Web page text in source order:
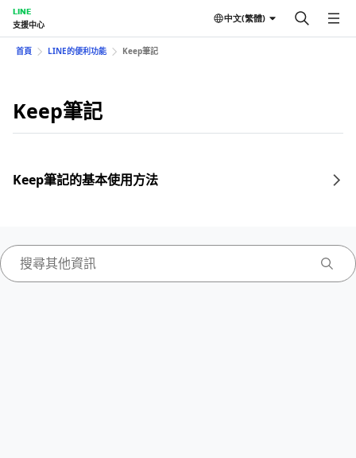
LINE
支援中心
中文(繁體)
首頁 LINE的便利功能 Keep筆記
Keep筆記
Keep筆記的基本使用方法